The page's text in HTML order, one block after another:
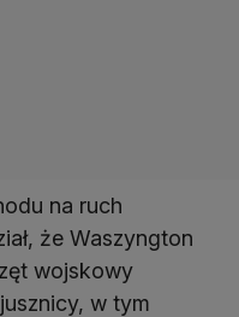
na ruch
że Waszyngton
wojskowy
w tym